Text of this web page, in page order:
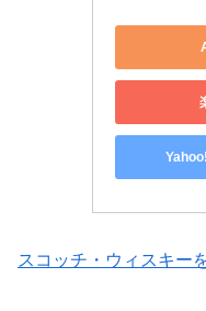
スコッチ・ウィスキー